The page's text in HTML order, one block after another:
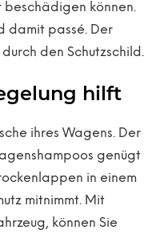
können.
damit passé. Der
den Schutzschild.
hilft
ihres Wagens. Der
genügt
in einem
mitnimmt. Mit
können Sie